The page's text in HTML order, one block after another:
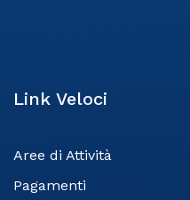
Link Veloci
Aree di Attività
Pagamenti